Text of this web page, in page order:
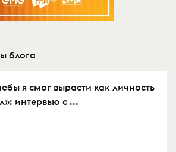
блога
я смог вырасти как личность
интервью с ...